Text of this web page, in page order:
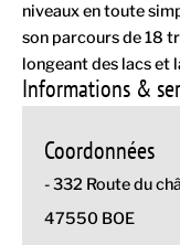
niveaux en toute
son parcours de 18
longeant des lacs et
Informations &
Coordonnées
- 332 Route du
47550 BOE